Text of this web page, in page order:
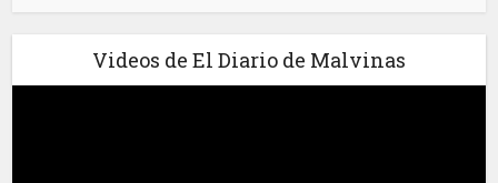
Videos de El Diario de Malvinas